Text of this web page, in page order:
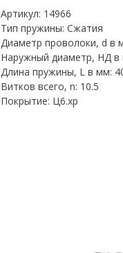
Артикул: 14966
Тип пружины: Сжатия
Диаметр проволоки, d в
Наружный диаметр, НД в
Длина пружины, L в мм:
Витков всего, n: 10.5
Покрытие: Ц6.хр